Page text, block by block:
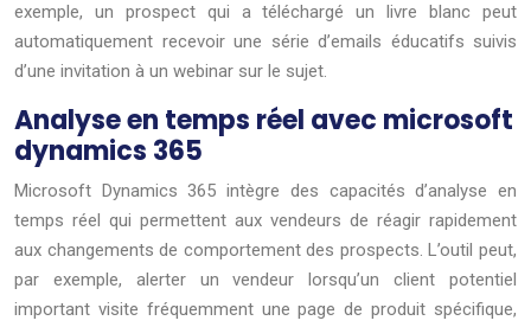
exemple, un prospect qui a téléchargé un livre blanc peut
automatiquement recevoir une série d’emails éducatifs suivis
d’une invitation à un webinar sur le sujet.
Analyse en temps réel avec microsoft
dynamics 365
Microsoft Dynamics 365 intègre des capacités d’analyse en
temps réel qui permettent aux vendeurs de réagir rapidement
aux changements de comportement des prospects. L’outil peut,
par exemple, alerter un vendeur lorsqu’un client potentiel
important visite fréquemment une page de produit spécifique,